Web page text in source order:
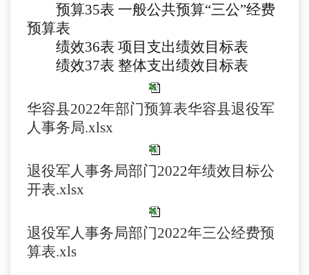
预算35表 一般公共预算“三公”经费
预算表
绩效36表 项目支出绩效目标表
绩效37表 整体支出绩效目标表
华容县2022年部门预算表华容县退役军
人事务局.xlsx
退役军人事务局部门2022年绩效目标公
开表.xlsx
退役军人事务局部门2022年三公经费预
算表.xls